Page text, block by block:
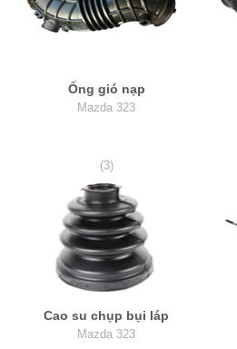
Ống gió nạp
Mazda 323
(3)
Cao su chụp bụi láp
Mazda 323